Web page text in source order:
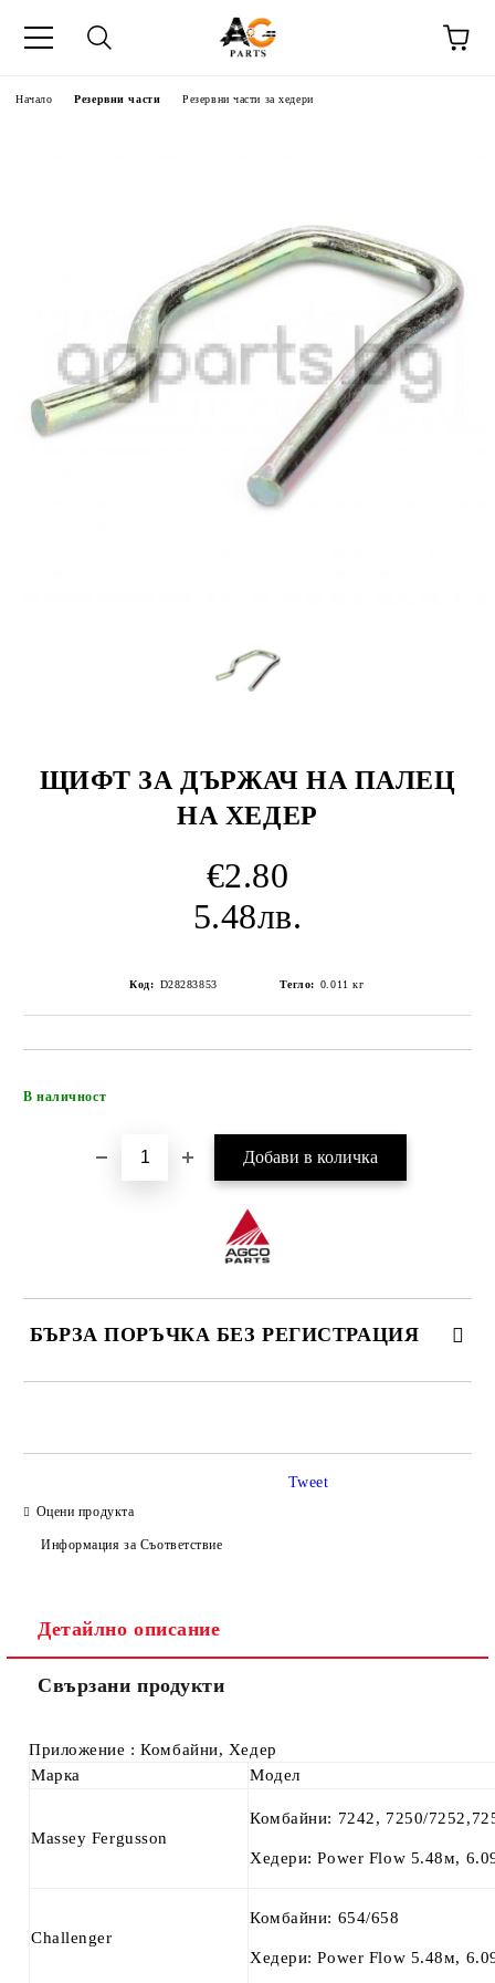
Начало Резервни части Резервни части за хедери
ЩИФТ ЗА ДЪРЖАЧ НА ПАЛЕЦ
НА ХЕДЕР
€2.80
5.48лв.
Код: D28283853 Тегло: 0.011 кг
В наличност
БЪРЗА ПОРЪЧКА БЕЗ РЕГИСТРАЦИЯ
Оцени продукта
Информация за Съответствие
Tweet
Детайлно описание
Свързани продукти
Приложение : Комбайни, Хедер
Марка
Модел
Massey Fergusson
Комбайни: 7242, 7250/
Хедери: Power Flow 5.48м,
Challenger
Комбайни: 654/658
Хедери: Power Flow 5.48м,